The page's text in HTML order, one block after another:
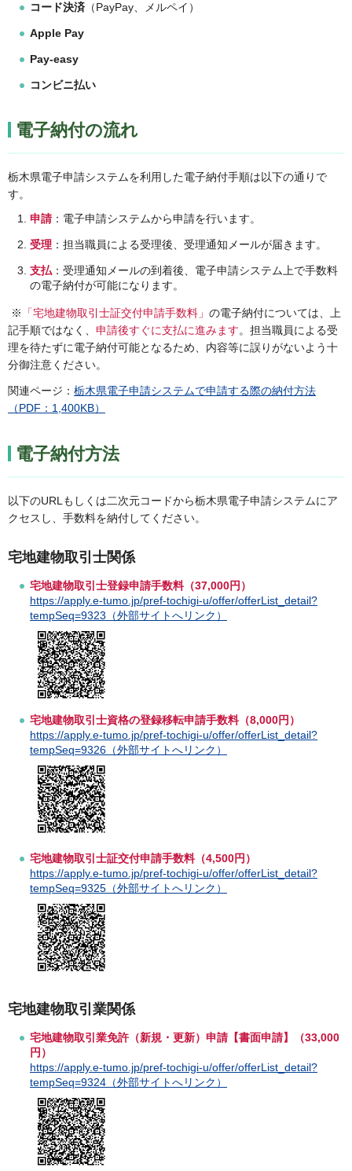
コード決済 （PayPay、メルペイ）
Apple Pay
Pay-easy
コンビニ払い
電子納付の流れ
栃木県電子申請システムを利用した電子納付手順は以下の通りで
す。
申請：電子申請システムから申請を行います。
受理 ：担当職員による受理後、受理通知メールが届きます。
支払 ：受理通知メールの到着後、電子申請システム上で手数料
の電子納付が可能になります。
※ 「宅地建物取引士証交付申請手数料」 の電子納付については、上
記手順ではなく、 申請後すぐに支払に進みます。担当職員による受
理を待たずに電子納付可能となるため、内容等に誤りがないよう十
分御注意ください。
関連ページ： 栃木県電子申請システムで申請する際の納付方法
（PDF：1,400KB）
電子納付方法
以下のURLもしくは二次元コードから栃木県電子申請システムにア
クセスし、手数料を納付してください。
宅地建物取引士関係
宅地建物取引士登録申請手数料（37,000円）
https://apply.e-tumo.jp/pref-tochigi-u/offer/offerList_detail?
tempSeq=9323（外部サイトへリンク）
宅地建物取引士資格の登録移転申請手数料（8,000円）
https://apply.e-tumo.jp/pref-tochigi-u/offer/offerList_detail?
tempSeq=9326（外部サイトへリンク）
宅地建物取引士証交付申請手数料（4,500円）
https://apply.e-tumo.jp/pref-tochigi-u/offer/offerList_detail?
tempSeq=9325（外部サイトへリンク）
宅地建物取引業関係
宅地建物取引業免許（新規・更新）申請【書面申請】（33,000
円）
https://apply.e-tumo.jp/pref-tochigi-u/offer/offerList_detail?
tempSeq=9324（外部サイトへリンク）